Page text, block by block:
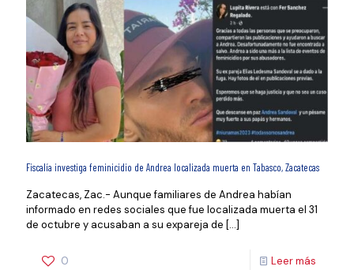
Fiscalía investiga feminicidio de Andrea localizada muerta en Tabasco, Zacatecas
Zacatecas, Zac.- Aunque familiares de Andrea habían
informado en redes sociales que fue localizada muerta el 31
de octubre y acusaban a su expareja de […]
0 Leer más